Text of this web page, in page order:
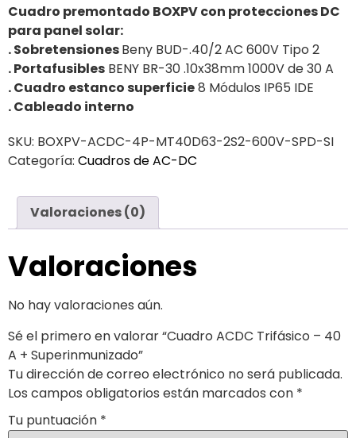
Cuadro premontado BOXPV con protecciones DC
para panel solar:
. SobretensionesBeny BUD-.40/2 AC 600V Tipo 2
. Portafusibles BENY BR-30 .10x38mm 1000V de 30 A
. Cuadro estanco superficie8 Módulos IP65 IDE
. Cableado interno
SKU: BOXPV-ACDC-4P-MT40D63-2S2-600V-SPD-SI
Categoría: Cuadros de AC-DC
Valoraciones (0)
Valoraciones
No hay valoraciones aún.
Sé el primero en valorar “Cuadro ACDC Trifásico – 40
A + Superinmunizado”
Tu dirección de correo electrónico no será publicada.
Los campos obligatorios están marcados con *
Tu puntuación *